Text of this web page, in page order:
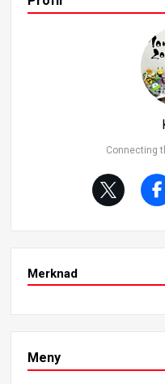
Connecting
Merknad
Meny